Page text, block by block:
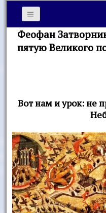
Феофан
пятую Великого
Вот нам и урок: не